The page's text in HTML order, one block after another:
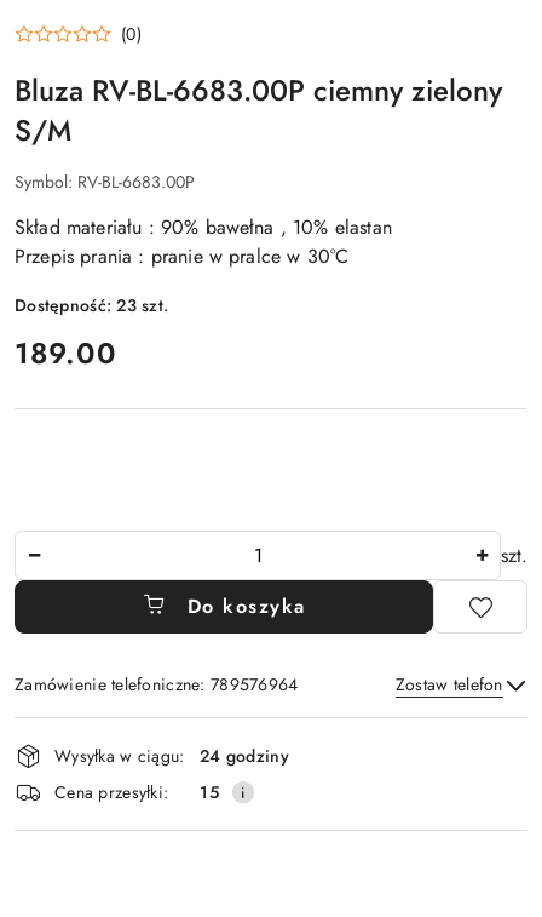
(0)
Bluza RV-BL-6683.00P ciemny zielony
S/M
Symbol: RV-BL-6683.00P
Skład materiału : 90% bawełna , 10% elastan
Przepis prania : pranie w pralce w 30°C
Dostępność:23szt.
cena:
189.00
szt.
Do koszyka
Zamówienie telefoniczne: 789576964 Zostaw telefon
Wyślij
Dostępność
i
dostawa
Wysyłka w ciągu:
24 godziny
Cena przesyłki:
15